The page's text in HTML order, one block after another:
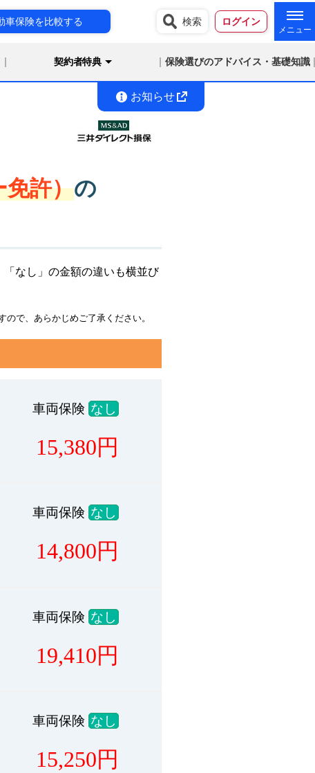
車保険を比較する 検索 ログイン
契約者特典 保険選びのアドバイス・基礎知識
お知らせ
免許）の
なし」の金額の違いも横並び
で、あらかじめご了承ください。
車両保険 なし
15,380円
車両保険 なし
14,800円
車両保険 なし
19,410円
車両保険 なし
15,250円